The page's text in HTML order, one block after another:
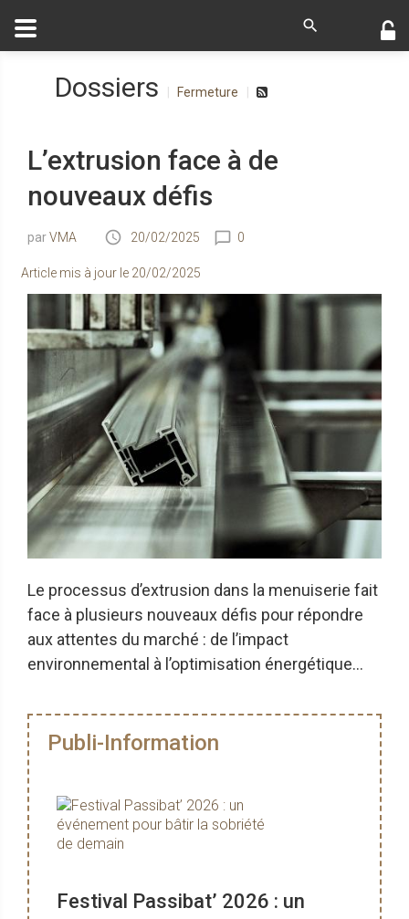
Dossiers Fermeture
L’extrusion face à de
nouveaux défis
VMA 20/02/2025 0
Article mis à jour le 20/02/2025
Le processus d’extrusion dans la menuiserie fait
face à plusieurs nouveaux défis pour répondre
aux attentes du marché : de l’impact
environnemental à l’optimisation énergétique...
Publi-Information
Festival Passibat’ 2026 : un